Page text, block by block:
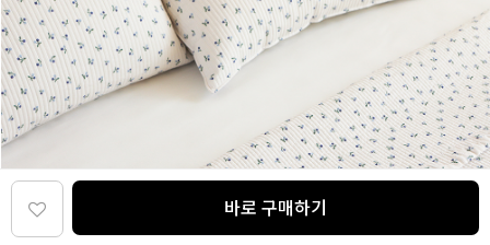
바로 구매하기